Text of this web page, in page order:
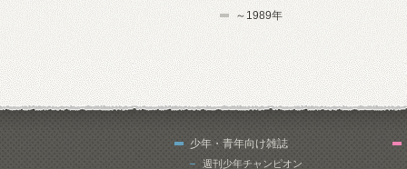
～1989年
少年・青年向け雑誌
週刊少年チャンピオン